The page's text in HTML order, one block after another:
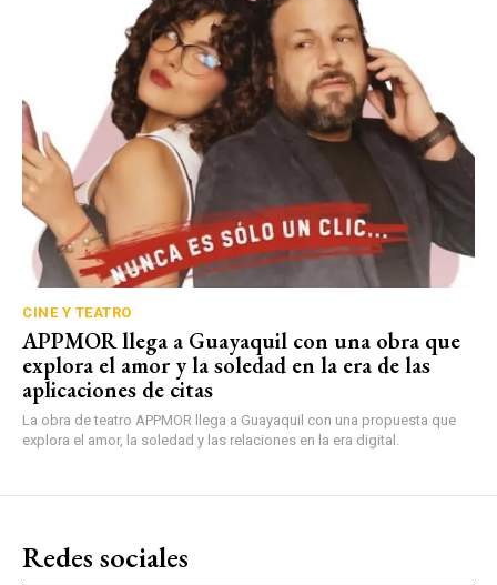
CINE Y TEATRO
APPMOR llega a Guayaquil con una obra que
explora el amor y la soledad en la era de las
aplicaciones de citas
La obra de teatro APPMOR llega a Guayaquil con una propuesta que
explora el amor, la soledad y las relaciones en la era digital.
Redes sociales